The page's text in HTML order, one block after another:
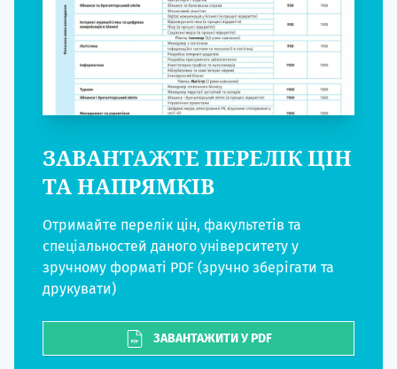
ЗАВАНТАЖТЕ ПЕРЕЛІК ЦІН
ТА НАПРЯМКІВ
Отримайте перелік цін, факультетів та
спеціальностей даного університету у
зручному форматі PDF (зручно зберігати та
друкувати)
ЗАВАНТАЖИТИ У PDF